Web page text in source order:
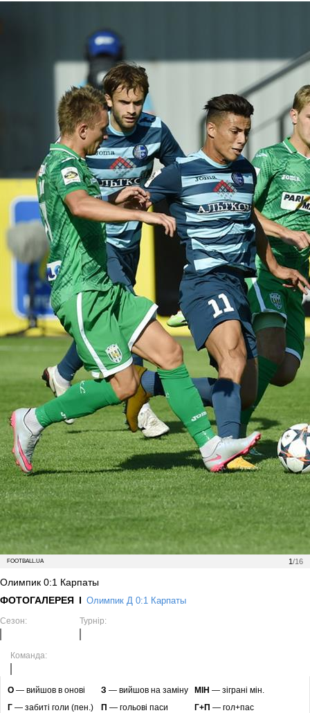
1/16
FOOTBALL.UA
Олимпик 0:1 Карпаты
ФОТОГАЛЕРЕЯ
Олимпик Д 0:1 Карпаты
Сезон: Турнір:
Команда:
O — вийшов в онові З — вийшов на заміну МІН — зіграні мін.
Г — забиті голи (пен.) П — гольові паси Г+П — гол+пас